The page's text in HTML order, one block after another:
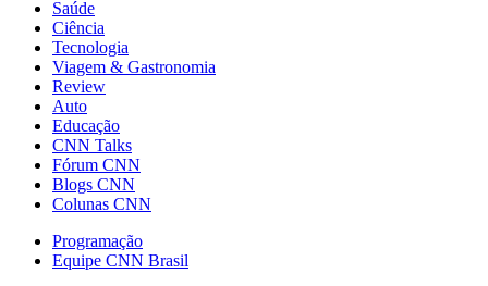
Saúde
Ciência
Tecnologia
Viagem & Gastronomia
Review
Auto
Educação
CNN Talks
Fórum CNN
Blogs CNN
Colunas CNN
Programação
Equipe CNN Brasil